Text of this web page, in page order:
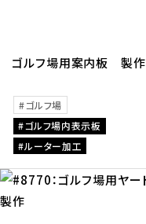
ゴルフ場用案内板 製作
ゴルフ場
ゴルフ場内表示板
ルーター加工